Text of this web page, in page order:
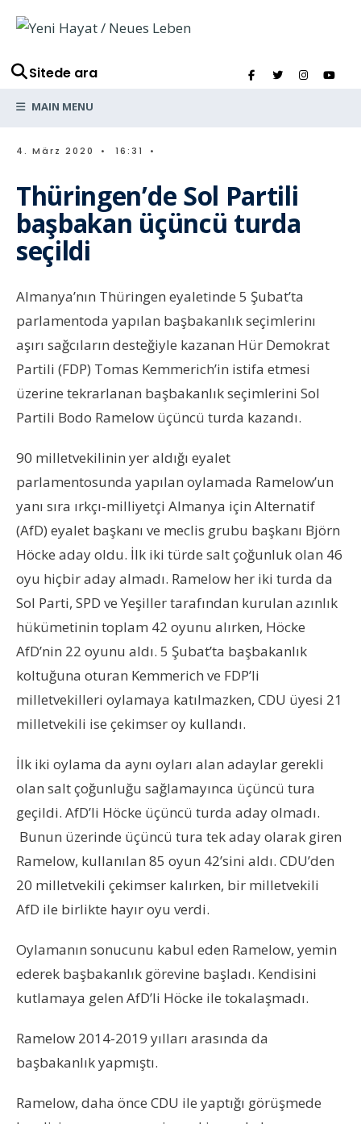
Sitede ara
MAIN MENU
4. März 2020 • 16:31 •
Thüringen’de Sol Partili
başbakan üçüncü turda
seçildi
Almanya’nın Thüringen eyaletinde 5 Şubat’ta
parlamentoda yapılan başbakanlık seçimlerinı
aşırı sağcıların desteğiyle kazanan Hür Demokrat
Partili (FDP) Tomas Kemmerich’in istifa etmesi
üzerine tekrarlanan başbakanlık seçimlerini Sol
Partili Bodo Ramelow üçüncü turda kazandı.
90 milletvekilinin yer aldığı eyalet
parlamentosunda yapılan oylamada Ramelow’un
yanı sıra ırkçı-milliyetçi Almanya için Alternatif
(AfD) eyalet başkanı ve meclis grubu başkanı Björn
Höcke aday oldu. İlk iki türde salt çoğunluk olan 46
oyu hiçbir aday almadı. Ramelow her iki turda da
Sol Parti, SPD ve Yeşiller tarafından kurulan azınlık
hükümetinin toplam 42 oyunu alırken, Höcke
AfD’nin 22 oyunu aldı. 5 Şubat’ta başbakanlık
koltuğuna oturan Kemmerich ve FDP’li
milletvekilleri oylamaya katılmazken, CDU üyesi 21
milletvekili ise çekimser oy kullandı.
İlk iki oylama da aynı oyları alan adaylar gerekli
olan salt çoğunluğu sağlamayınca üçüncü tura
geçildi. AfD’li Höcke üçüncü turda aday olmadı.
Bunun üzerinde üçüncü tura tek aday olarak giren
Ramelow, kullanılan 85 oyun 42’sini aldı. CDU’den
20 milletvekili çekimser kalırken, bir milletvekili
AfD ile birlikte hayır oyu verdi.
Oylamanın sonucunu kabul eden Ramelow, yemin
ederek başbakanlık görevine başladı. Kendisini
kutlamaya gelen AfD’li Höcke ile tokalaşmadı.
Ramelow 2014-2019 yılları arasında da
başbakanlık yapmıştı.
Ramelow, daha önce CDU ile yaptığı görüşmede